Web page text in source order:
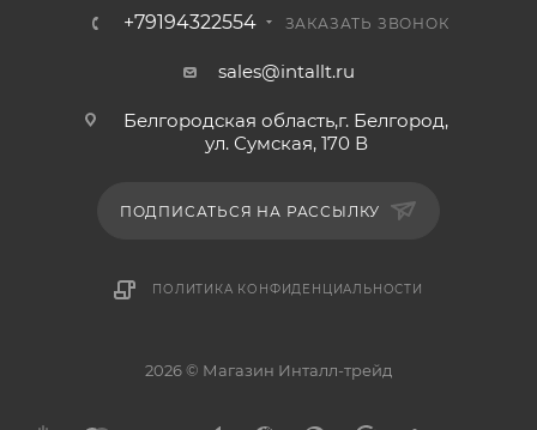
+79194322554 ЗАКАЗАТЬ ЗВОНОК
sales@intallt.ru
Белгородская область,г. Белгород,
ул. Сумская, 170 В
ПОДПИСАТЬСЯ НА РАССЫЛКУ
ПОЛИТИКА КОНФИДЕНЦИАЛЬНОСТИ
2026 © Магазин Инталл-трейд